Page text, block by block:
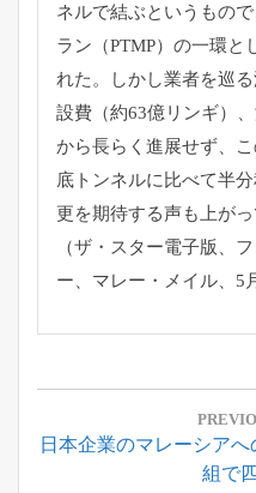
ネルで結ぶというもので
ラン（PTMP） の一環と
れた。
しかし業者を巡
設費（約63億リンギ）、
から長らく進展せず、
底トンネルに比べて半
更を期待する声も上がっ
（ザ・スター電子版、
ー、マレー・
メイル、5
投
ナ
Previous
日本企業のマレーシア
組で